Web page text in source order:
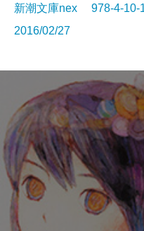
新潮文庫nex 978-4-
2016/02/27